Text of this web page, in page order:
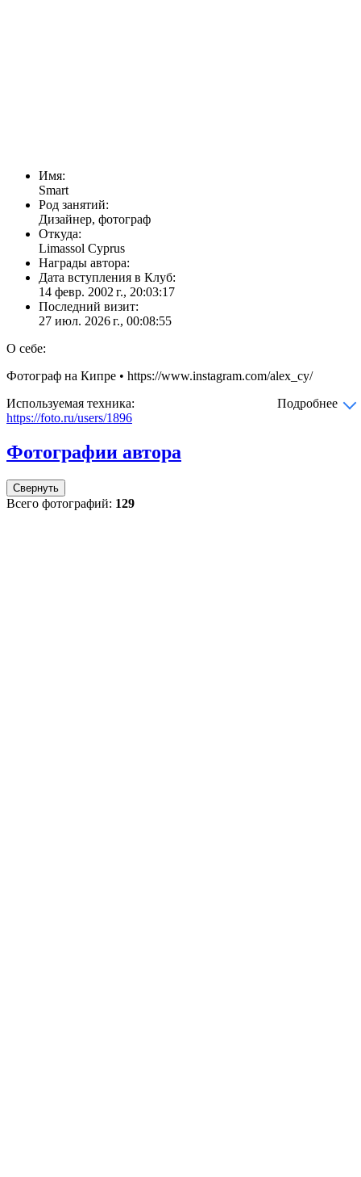
Имя:
Smart
Род занятий:
Дизайнер, фотограф
Откуда:
Limassol Cyprus
Награды автора:
Дата вступления в Клуб:
14 февр. 2002 г., 20:03:17
Последний визит:
27 июл. 2026 г., 00:08:55
О себе:
Фотограф на Кипре • https://www.instagram.com/alex_cy/
Используемая техника:
Подробнее
https://foto.ru/users/1896
Фотографии автора
Свернуть
Всего фотографий: 129